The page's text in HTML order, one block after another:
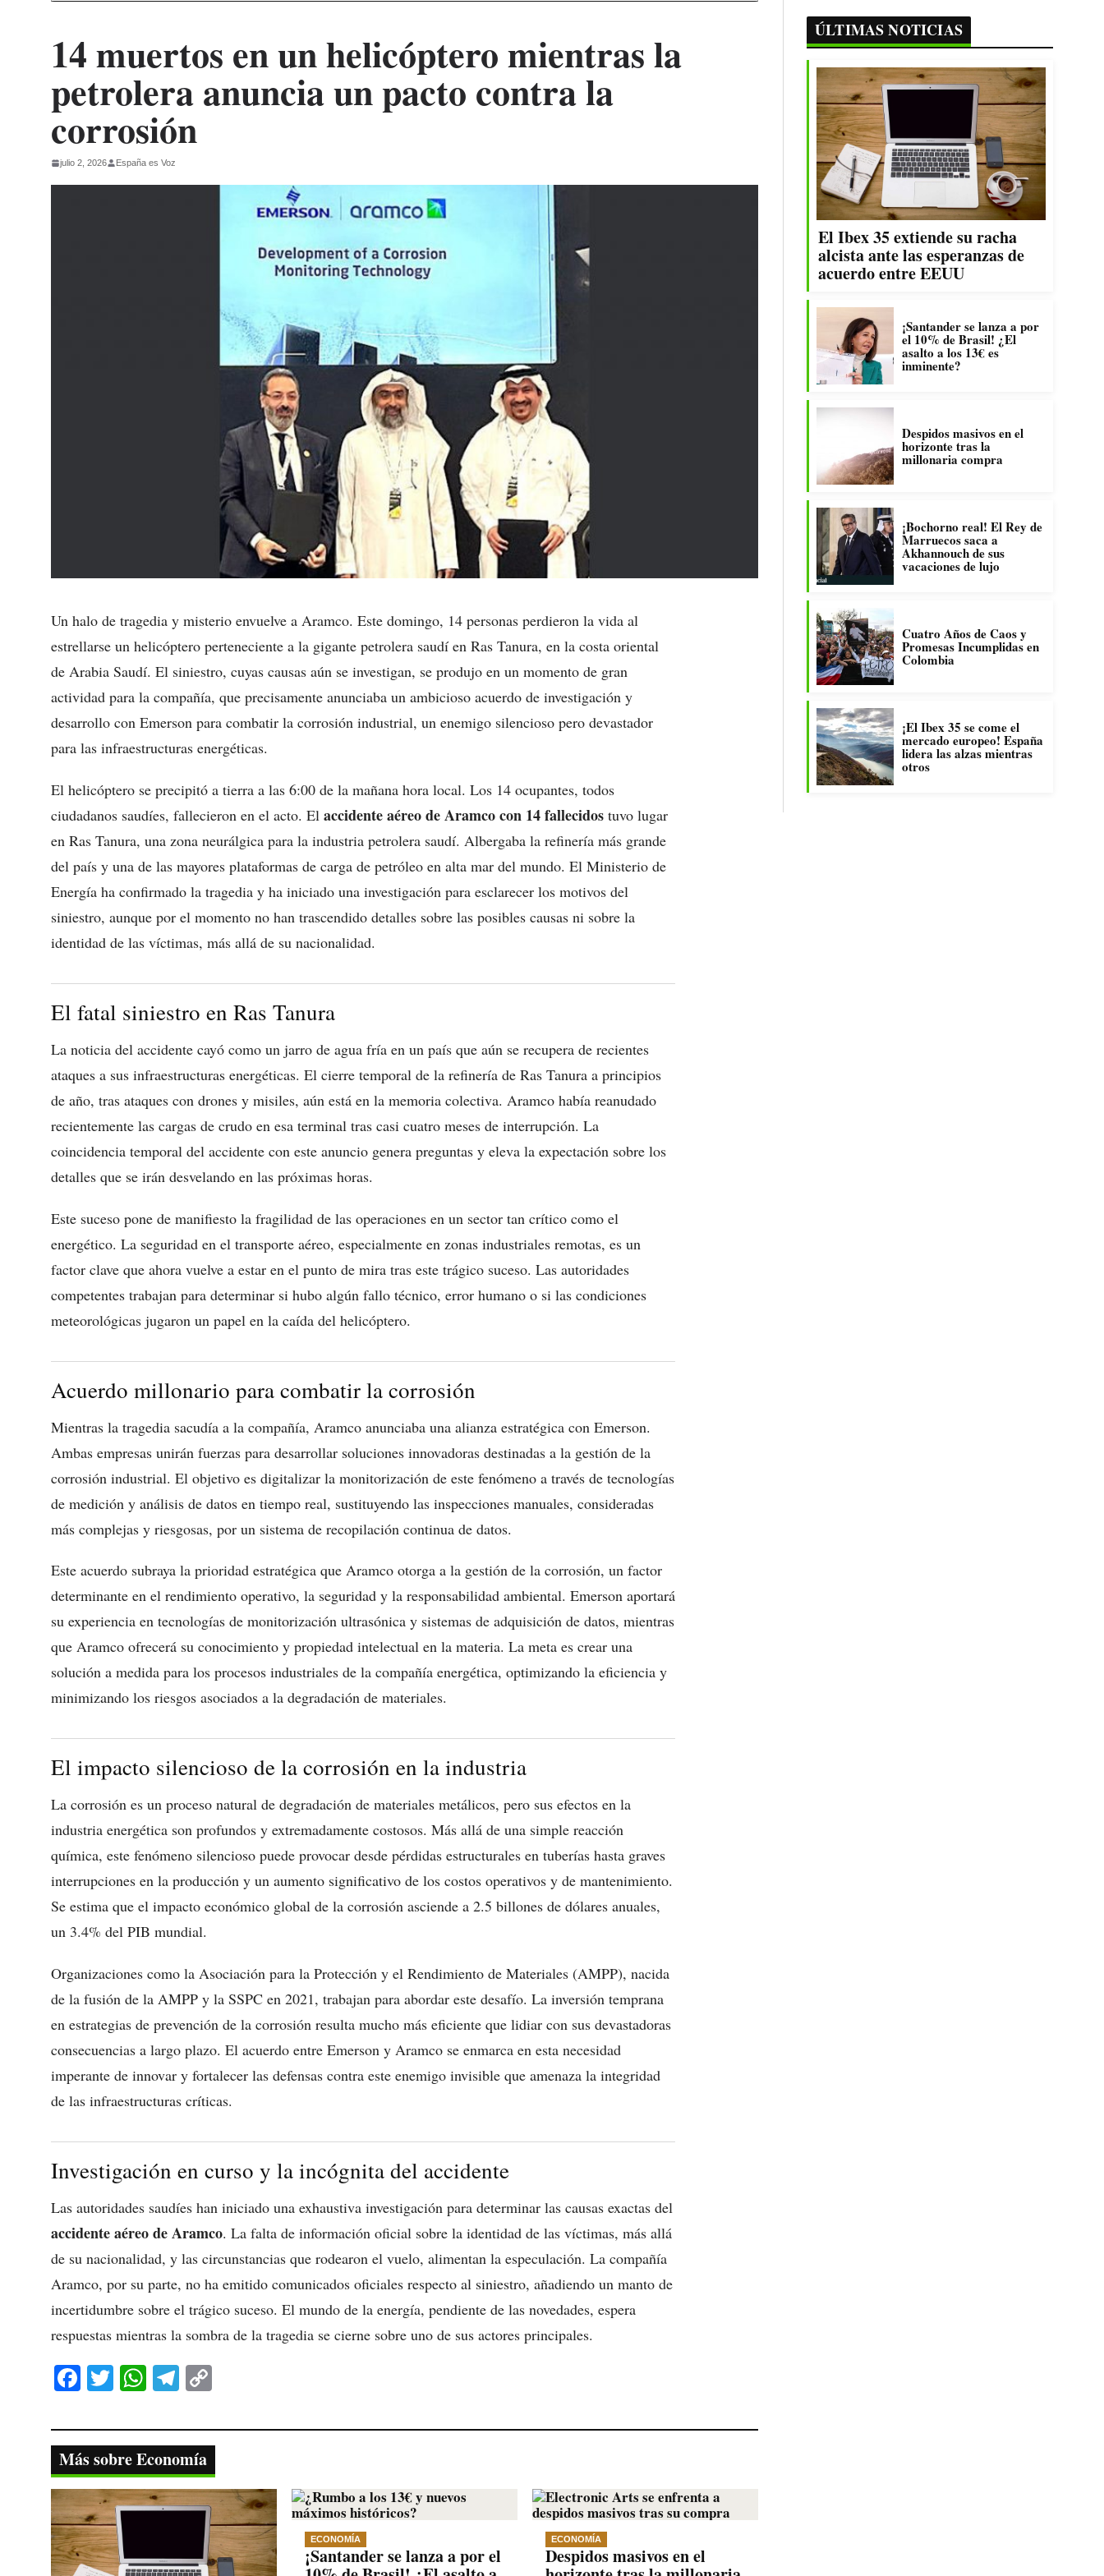
14 muertos en un helicóptero mientras la
petrolera anuncia un pacto contra la
corrosión
julio 2, 2026 España es Voz
Un halo de tragedia y misterio envuelve a Aramco. Este domingo, 14 personas perdieron la vida al
estrellarse un helicóptero perteneciente a la gigante petrolera saudí en Ras Tanura, en la costa oriental
de Arabia Saudí. El siniestro, cuyas causas aún se investigan, se produjo en un momento de gran
actividad para la compañía, que precisamente anunciaba un ambicioso acuerdo de investigación y
desarrollo con Emerson para combatir la corrosión industrial, un enemigo silencioso pero devastador
para las infraestructuras energéticas.
El helicóptero se precipitó a tierra a las 6:00 de la mañana hora local. Los 14 ocupantes, todos
ciudadanos saudíes, fallecieron en el acto. El accidente aéreo de Aramco con 14 fallecidos tuvo lugar
en Ras Tanura, una zona neurálgica para la industria petrolera saudí. Albergaba la refinería más grande
del país y una de las mayores plataformas de carga de petróleo en alta mar del mundo. El Ministerio de
Energía ha confirmado la tragedia y ha iniciado una investigación para esclarecer los motivos del
siniestro, aunque por el momento no han trascendido detalles sobre las posibles causas ni sobre la
identidad de las víctimas, más allá de su nacionalidad.
El fatal siniestro en Ras Tanura
La noticia del accidente cayó como un jarro de agua fría en un país que aún se recupera de recientes
ataques a sus infraestructuras energéticas. El cierre temporal de la refinería de Ras Tanura a principios
de año, tras ataques con drones y misiles, aún está en la memoria colectiva. Aramco había reanudado
recientemente las cargas de crudo en esa terminal tras casi cuatro meses de interrupción. La
coincidencia temporal del accidente con este anuncio genera preguntas y eleva la expectación sobre los
detalles que se irán desvelando en las próximas horas.
Este suceso pone de manifiesto la fragilidad de las operaciones en un sector tan crítico como el
energético. La seguridad en el transporte aéreo, especialmente en zonas industriales remotas, es un
factor clave que ahora vuelve a estar en el punto de mira tras este trágico suceso. Las autoridades
competentes trabajan para determinar si hubo algún fallo técnico, error humano o si las condiciones
meteorológicas jugaron un papel en la caída del helicóptero.
Acuerdo millonario para combatir la corrosión
Mientras la tragedia sacudía a la compañía, Aramco anunciaba una alianza estratégica con Emerson.
Ambas empresas unirán fuerzas para desarrollar soluciones innovadoras destinadas a la gestión de la
corrosión industrial. El objetivo es digitalizar la monitorización de este fenómeno a través de tecnologías
de medición y análisis de datos en tiempo real, sustituyendo las inspecciones manuales, consideradas
más complejas y riesgosas, por un sistema de recopilación continua de datos.
Este acuerdo subraya la prioridad estratégica que Aramco otorga a la gestión de la corrosión, un factor
determinante en el rendimiento operativo, la seguridad y la responsabilidad ambiental. Emerson aportará
su experiencia en tecnologías de monitorización ultrasónica y sistemas de adquisición de datos, mientras
que Aramco ofrecerá su conocimiento y propiedad intelectual en la materia. La meta es crear una
solución a medida para los procesos industriales de la compañía energética, optimizando la eficiencia y
minimizando los riesgos asociados a la degradación de materiales.
El impacto silencioso de la corrosión en la industria
La corrosión es un proceso natural de degradación de materiales metálicos, pero sus efectos en la
industria energética son profundos y extremadamente costosos. Más allá de una simple reacción
química, este fenómeno silencioso puede provocar desde pérdidas estructurales en tuberías hasta graves
interrupciones en la producción y un aumento significativo de los costos operativos y de mantenimiento.
Se estima que el impacto económico global de la corrosión asciende a 2.5 billones de dólares anuales,
un 3.4% del PIB mundial.
Organizaciones como la Asociación para la Protección y el Rendimiento de Materiales (AMPP), nacida
de la fusión de la AMPP y la SSPC en 2021, trabajan para abordar este desafío. La inversión temprana
en estrategias de prevención de la corrosión resulta mucho más eficiente que lidiar con sus devastadoras
consecuencias a largo plazo. El acuerdo entre Emerson y Aramco se enmarca en esta necesidad
imperante de innovar y fortalecer las defensas contra este enemigo invisible que amenaza la integridad
de las infraestructuras críticas.
Investigación en curso y la incógnita del accidente
Las autoridades saudíes han iniciado una exhaustiva investigación para determinar las causas exactas del
accidente aéreo de Aramco. La falta de información oficial sobre la identidad de las víctimas, más allá
de su nacionalidad, y las circunstancias que rodearon el vuelo, alimentan la especulación. La compañía
Aramco, por su parte, no ha emitido comunicados oficiales respecto al siniestro, añadiendo un manto de
incertidumbre sobre el trágico suceso. El mundo de la energía, pendiente de las novedades, espera
respuestas mientras la sombra de la tragedia se cierne sobre uno de sus actores principales.
Fa
ce
bo
ok
T
wi
tte
r
W
ha
ts
A
pp
Te
le
gr
a
m
y
Li
nk
Más sobre Economía
ECONOMÍA
¡Santander se lanza a por el
ECONOMÍA
Despidos masivos en el
ÚLTIMAS NOTICIAS
El Ibex 35 extiende su racha
alcista ante las esperanzas de
acuerdo entre EEUU
¡Santander se lanza a por
el 10% de Brasil! ¿El
asalto a los 13€ es
inminente?
Despidos masivos en el
horizonte tras la
millonaria compra
¡Bochorno real! El Rey de
Marruecos saca a
Akhannouch de sus
vacaciones de lujo
Cuatro Años de Caos y
Promesas Incumplidas en
Colombia
¡El Ibex 35 se come el
mercado europeo! España
lidera las alzas mientras
otros